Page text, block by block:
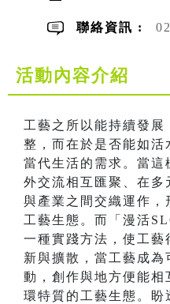
聯絡資訊 :
活動內容介紹
工藝之所以能持續發
整，而在於是否能如活
當代生活的需求。當這
外交流相互匯聚、在多
與產業之間交織運作，
工藝生態。而「漫活
一種實踐方法，使工藝
新與擴散，當工藝成
動，創作與地方便能相
環特質的工藝生態。盼